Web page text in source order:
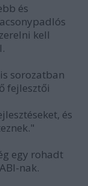
és
kell
sorozatban
fejlesztői
és
egy rohadt
nak.